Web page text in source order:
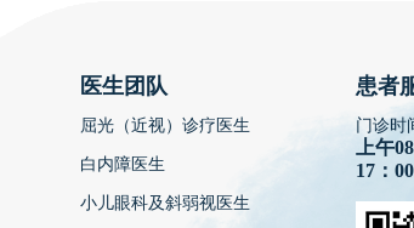
医生团队
屈光（近视）诊疗医生
白内障医生
小儿眼科及斜弱视医生
患者
门诊时
上午
17：